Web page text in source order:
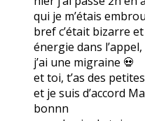
qui je m’étais
bref c’était bizarre
énergie dans
j’ai une migraine 💀
et toi, t’as des
et je suis d’accord
bonnn